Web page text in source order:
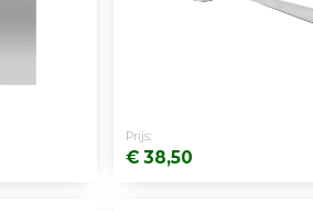
Prijs:
€ 38,50